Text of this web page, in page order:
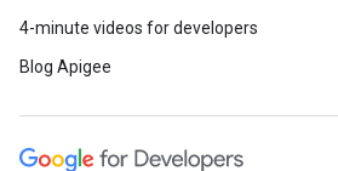
4-minute videos for developers
Blog Apigee